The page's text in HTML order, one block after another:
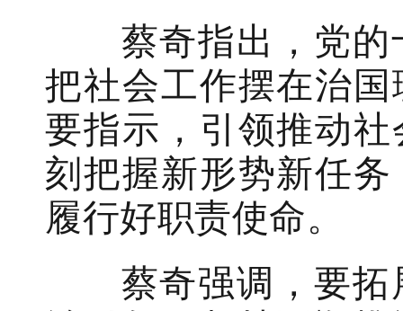
蔡奇指出，党的
把社会工作摆在治
要指示，引领推动
刻把握新形势新任
履行好职责使命。
蔡奇强调，要拓